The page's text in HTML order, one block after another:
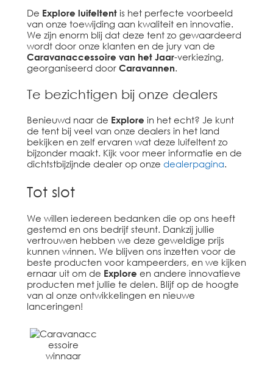
De Explore luifeltent is het perfecte voorbeeld
van onze toewijding aan kwaliteit en innovatie.
We zijn enorm blij dat deze tent zo gewaardeerd
wordt door onze klanten en de jury van de
Caravanaccessoire van het Jaar-verkiezing,
georganiseerd door Caravannen.
Te bezichtigen bij onze dealers
Benieuwd naar de Explore in het echt? Je kunt
de tent bij veel van onze dealers in het land
bekijken en zelf ervaren wat deze luifeltent zo
bijzonder maakt. Kijk voor meer informatie en de
dichtstbijzijnde dealer op onze dealerpagina.
Tot slot
We willen iedereen bedanken die op ons heeft
gestemd en ons bedrijf steunt. Dankzij jullie
vertrouwen hebben we deze geweldige prijs
kunnen winnen. We blijven ons inzetten voor de
beste producten voor kampeerders, en we kijken
ernaar uit om de Explore en andere innovatieve
producten met jullie te delen. Blijf op de hoogte
van al onze ontwikkelingen en nieuwe
lanceringen!